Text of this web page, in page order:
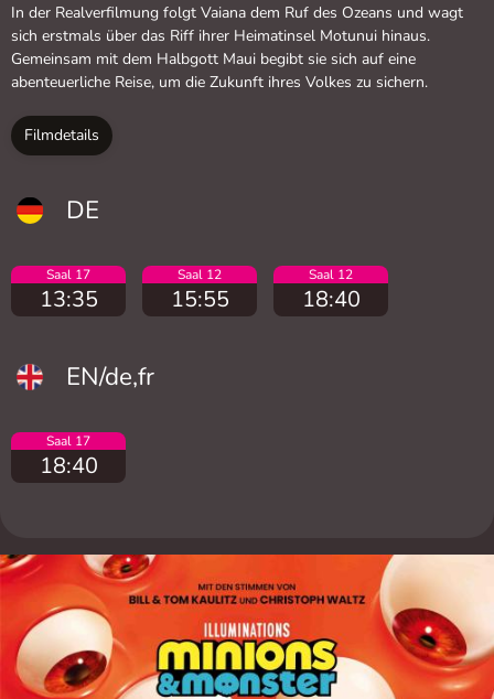
In der Realverfilmung folgt Vaiana dem Ruf des Ozeans und wagt
sich erstmals über das Riff ihrer Heimatinsel Motunui hinaus.
Gemeinsam mit dem Halbgott Maui begibt sie sich auf eine
abenteuerliche Reise, um die Zukunft ihres Volkes zu sichern.
Filmdetails
DE
Saal 17
13:35
Saal 12
15:55
Saal 12
18:40
EN/de,fr
Saal 17
18:40